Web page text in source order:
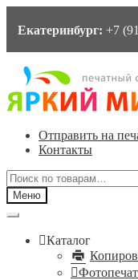
Екатеринбург: +7
Перейти
навигации
Перейти
содержимому
Отправить на
Контакты
Искать:
Меню
Каталог